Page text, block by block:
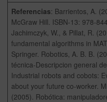
Referencias: Barrientos, A.
McGraw Hill. ISBN-13: 978-
Jachimczyk, W., & Pillat, R.
fundamental algorithms in
Springer. Robotics, A. B. B.
técnica-Descripcion general
Industrial robots and cobots:
about your future co-worker.
(2005). Robótica: